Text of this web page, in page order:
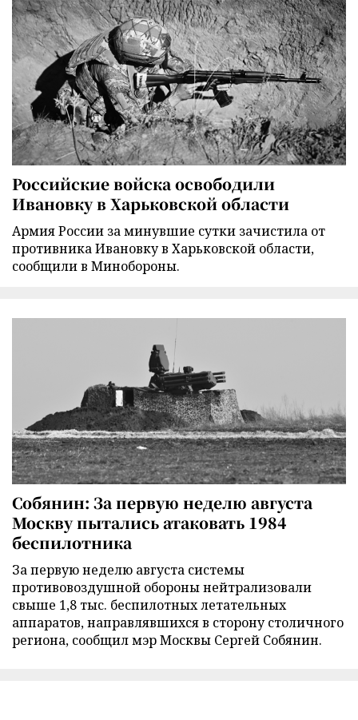
Российские войска освободили
Ивановку в Харьковской области
Армия России за минувшие сутки зачистила от
противника Ивановку в Харьковской области,
сообщили в Минобороны.
Собянин: За первую неделю августа
Москву пытались атаковать 1984
беспилотника
За первую неделю августа системы
противовоздушной обороны нейтрализовали
свыше 1,8 тыс. беспилотных летательных
аппаратов, направлявшихся в сторону столичного
региона, сообщил мэр Москвы Сергей Собянин.